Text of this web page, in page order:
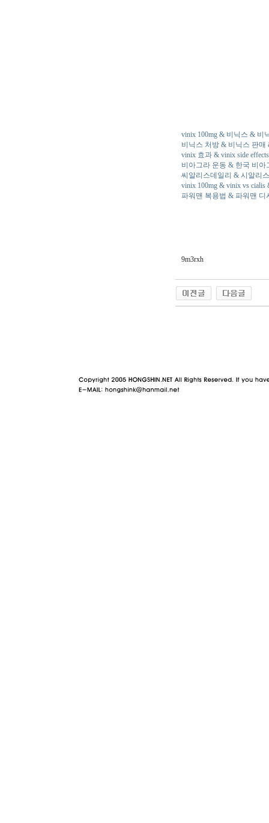
vinix 100mg & 비닉스 & 비
비닉스 처방 & 비닉스 판매
vinix 효과 & vinix side
비­아그라 운동 & 한국 비­
씨알리스데일리 & 시­알리
vinix 100mg & vinix vs cialis
파워맨 복용법 & 파워맨 디
9m3rxh